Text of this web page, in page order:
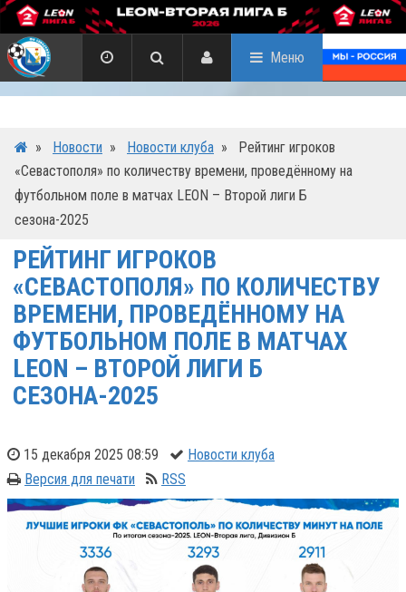
Меню
» Новости » Новости клуба »
Рейтинг игроков
«Севастополя» по количеству времени, проведённому на
футбольном поле в матчах LEON – Второй лиги Б
сезона-2025
РЕЙТИНГ ИГРОКОВ
«СЕВАСТОПОЛЯ» ПО КОЛИЧЕСТВУ
ВРЕМЕНИ, ПРОВЕДЁННОМУ НА
ФУТБОЛЬНОМ ПОЛЕ В МАТЧАХ
LEON – ВТОРОЙ ЛИГИ Б
СЕЗОНА-2025
15 декабря 2025 08:59
Новости клуба
Версия для печати
RSS